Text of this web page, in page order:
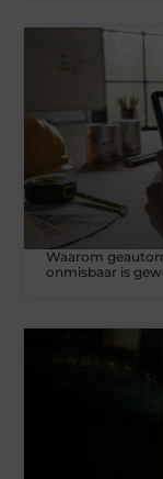
Waarom
onmisbaar is